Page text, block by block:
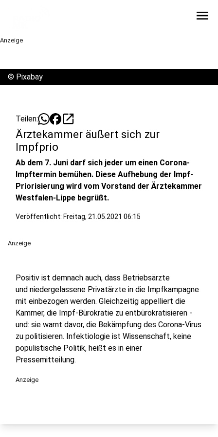
menu
Anzeige
© Pixabay
Teilen: open_in_new
Ärztekammer äußert sich zur
Impfprio
Ab dem 7. Juni darf sich jeder um einen Corona-
Impftermin bemühen. Diese Aufhebung der Impf-
Priorisierung wird vom Vorstand der Ärztekammer
Westfalen-Lippe begrüßt.
Veröffentlicht: Freitag, 21.05.2021 06:15
Anzeige
Positiv ist demnach auch, dass Betriebsärzte
und niedergelassene Privatärzte in die Impfkampagne
mit einbezogen werden. Gleichzeitig appelliert die
Kammer, die Impf-Bürokratie zu entbürokratisieren -
und: sie warnt davor, die Bekämpfung des Corona-Virus
zu politisieren. Infektiologie ist Wissenschaft, keine
populistische Politik, heißt es in einer
Pressemitteilung.
Anzeige